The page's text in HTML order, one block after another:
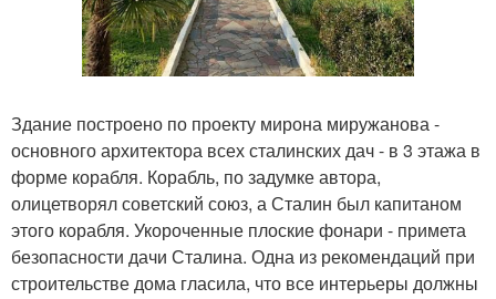
Здание построено по проекту мирона миружанова -
основного архитектора всех сталинских дач - в 3 этажа в
форме корабля. Корабль, по задумке автора,
олицетворял советский союз, а Сталин был капитаном
этого корабля. Укороченные плоские фонари - примета
безопасности дачи Сталина. Одна из рекомендаций при
строительстве дома гласила, что все интерьеры должны